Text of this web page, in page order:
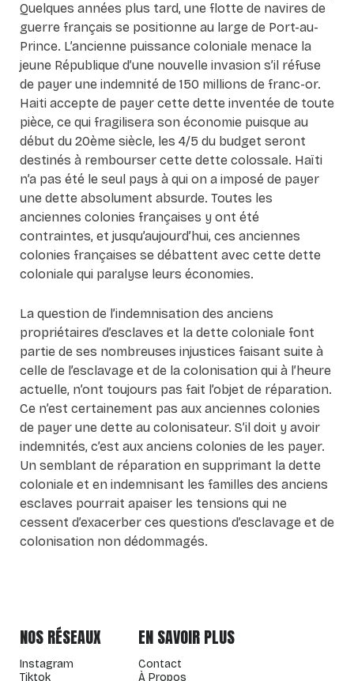
Quelques années plus tard, une flotte de navires de
guerre français se positionne au large de Port-au-
Prince. L’ancienne puissance coloniale menace la
jeune République d’une nouvelle invasion s’il réfuse
de payer une indemnité de 150 millions de franc-or.
Haiti accepte de payer cette dette inventée de toute
pièce, ce qui fragilisera son économie puisque au
début du 20ème siècle, les 4/5 du budget seront
destinés à rembourser cette dette colossale. Haïti
n’a pas été le seul pays à qui on a imposé de payer
une dette absolument absurde. Toutes les
anciennes colonies françaises y ont été
contraintes, et jusqu’aujourd’hui, ces anciennes
colonies françaises se débattent avec cette dette
coloniale qui paralyse leurs économies.
La question de l’indemnisation des anciens
propriétaires d’esclaves et la dette coloniale font
partie de ses nombreuses injustices faisant suite à
celle de l’esclavage et de la colonisation qui à l’heure
actuelle, n’ont toujours pas fait l’objet de réparation.
Ce n’est certainement pas aux anciennes colonies
de payer une dette au colonisateur. S’il doit y avoir
indemnités, c’est aux anciens colonies de les payer.
Un semblant de réparation en supprimant la dette
coloniale et en indemnisant les familles des anciens
esclaves pourrait apaiser les tensions qui ne
cessent d’exacerber ces questions d’esclavage et de
colonisation non dédommagés.
NOS RÉSEAUX
Instagram
Tiktok
EN SAVOIR PLUS
Contact
À Propos